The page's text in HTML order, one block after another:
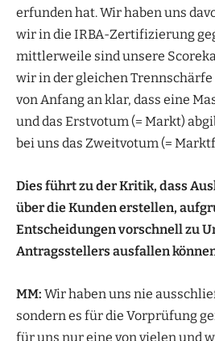
erfunden hat. Wir haben uns
wir in die IRBA-Zertifizierung
mittlerweile sind unsere
wir in der gleichen Trennschärfe
von Anfang an klar, dass eine
und das Erstvotum (= Markt)
bei uns das Zweitvotum (=
Dies führt zu der Kritik, dass
über die Kunden erstellen,
Entscheidungen vorschnell zu
Antragsstellers ausfallen
MM: Wir haben uns nie
sondern es für die Vorprüfung
für uns nur eine von vielen und